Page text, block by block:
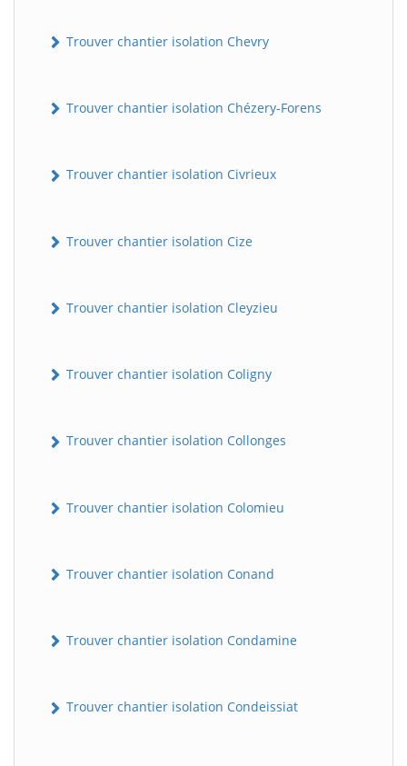
Trouver chantier isolation Chevry
Trouver chantier isolation Chézery-Forens
Trouver chantier isolation Civrieux
Trouver chantier isolation Cize
Trouver chantier isolation Cleyzieu
Trouver chantier isolation Coligny
Trouver chantier isolation Collonges
Trouver chantier isolation Colomieu
Trouver chantier isolation Conand
Trouver chantier isolation Condamine
Trouver chantier isolation Condeissiat
B BatiWebPro